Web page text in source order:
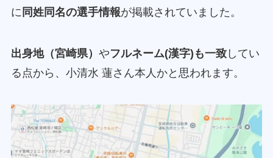
に 同姓同名の選手情報が掲載されていました。
出身地（宮崎県） やフルネーム(漢字)も一致してい
る点から、小清水 蓮さん本人かと思われます。